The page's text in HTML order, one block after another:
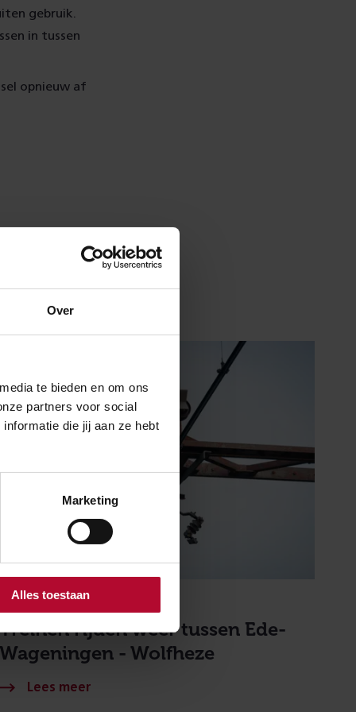
Over
te bieden en om ons
partners voor social
die jij aan ze hebt
Marketing
Alles toestaan
gebruik.
in tussen
opnieuw af
rijden weer tussen Ede-
- Wolfheze